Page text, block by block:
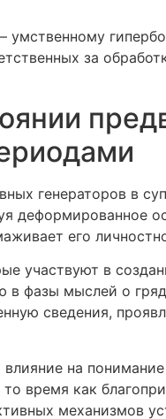
умственному
за
генераторов в
деформированное
его
участвуют в
фазы мыслей о
сведения,
на
время как
механизмов